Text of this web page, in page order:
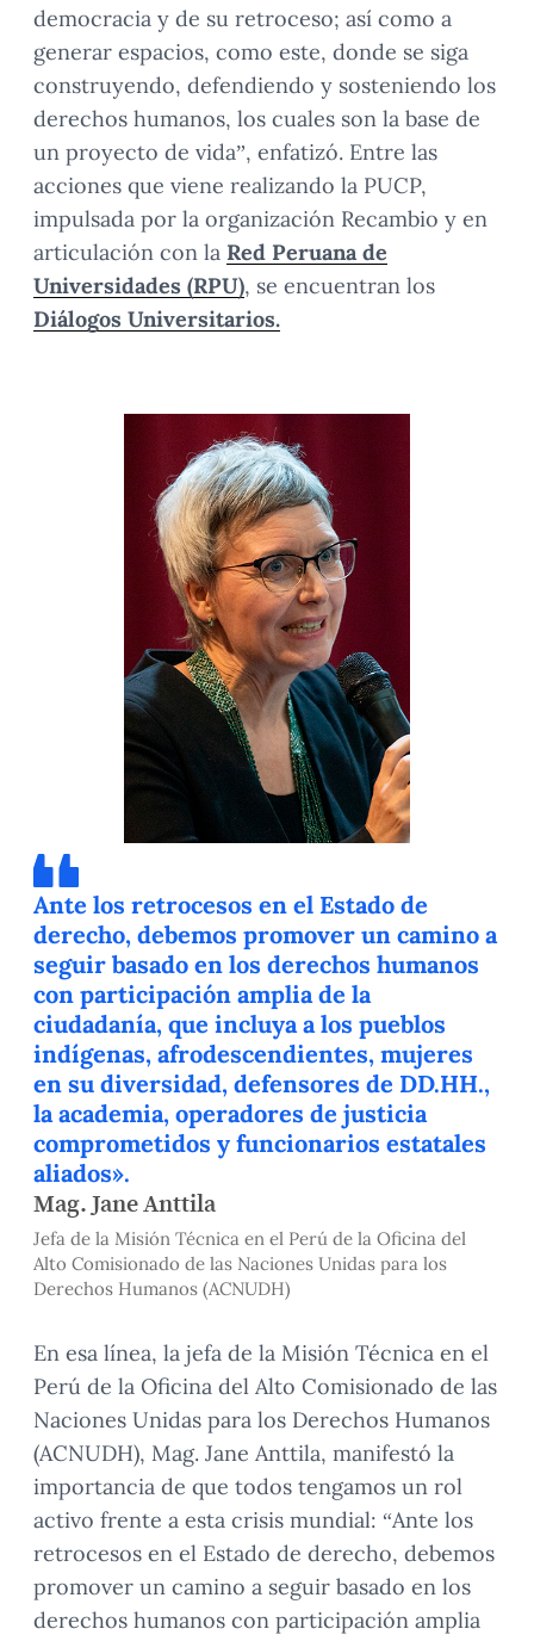
democracia y de su retroceso; así como a
generar espacios, como este, donde se siga
construyendo, defendiendo y sosteniendo los
derechos humanos, los cuales son la base de
un proyecto de vida”, enfatizó. Entre las
acciones que viene realizando la PUCP,
impulsada por la organización Recambio y en
articulación con la Red Peruana de
Universidades (RPU), se encuentran los
Diálogos Universitarios.
Ante los retrocesos en el Estado de
derecho, debemos promover un camino a
seguir basado en los derechos humanos
con participación amplia de la
ciudadanía, que incluya a los pueblos
indígenas, afrodescendientes, mujeres
en su diversidad, defensores de DD.HH.,
la academia, operadores de justicia
comprometidos y funcionarios estatales
aliados».
Mag. Jane Anttila
Jefa de la Misión Técnica en el Perú de la Oficina del
Alto Comisionado de las Naciones Unidas para los
Derechos Humanos (ACNUDH)
En esa línea, la jefa de la Misión Técnica en el
Perú de la Oficina del Alto Comisionado de las
Naciones Unidas para los Derechos Humanos
(ACNUDH), Mag. Jane Anttila, manifestó la
importancia de que todos tengamos un rol
activo frente a esta crisis mundial: “Ante los
retrocesos en el Estado de derecho, debemos
promover un camino a seguir basado en los
derechos humanos con participación amplia